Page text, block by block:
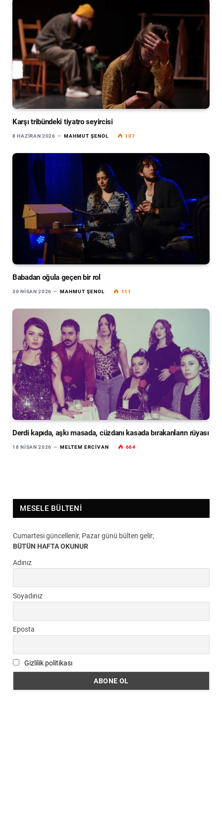
Karşı tribündeki tiyatro seyircisi
8 HAZIRAN 2026 MAHMUT ŞENOL 107
Babadan oğula geçen bir rol
30 NISAN 2026 MAHMUT ŞENOL 111
Derdi kapıda, aşkı masada, cüzdanı kasada bırakanların rüyası
18 NISAN 2026 MELTEM ERCIVAN 664
MESELE BÜLTENI
Cumartesi güncellenir, Pazar günü bülten gelir;
BÜTÜN HAFTA OKUNUR
Adınız
Soyadınız
Eposta
Gizlilik politikası